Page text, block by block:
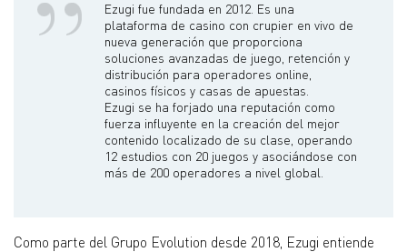
Ezugi fue fundada en 2012. Es una
plataforma de casino con crupier en vivo de
nueva generación que proporciona
soluciones avanzadas de juego, retención y
distribución para operadores online,
casinos físicos y casas de apuestas.
Ezugi se ha forjado una reputación como
fuerza influyente en la creación del mejor
contenido localizado de su clase, operando
12 estudios con 20 juegos y asociándose con
más de 200 operadores a nivel global.
Como parte del Grupo Evolution desde 2018, Ezugi entiende